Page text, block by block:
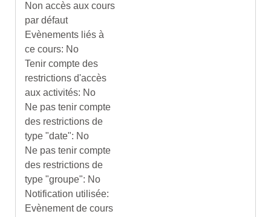
Non accès aux cours
par défaut
Evènements liés à
ce cours: No
Tenir compte des
restrictions d'accès
aux activités: No
Ne pas tenir compte
des restrictions de
type "date": No
Ne pas tenir compte
des restrictions de
type "groupe": No
Notification utilisée:
Evènement de cours